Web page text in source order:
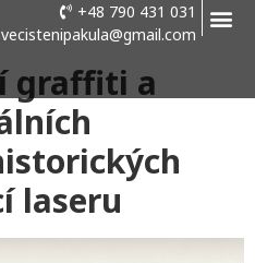
+48 790 431 031
graffiti a
laseru